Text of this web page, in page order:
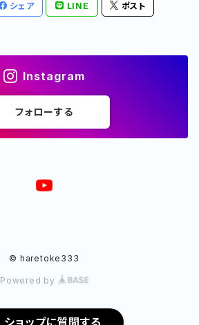
シェア LINE ポスト
Instagram
フォローする
© haretoke333
Powered by
ショップに質問する